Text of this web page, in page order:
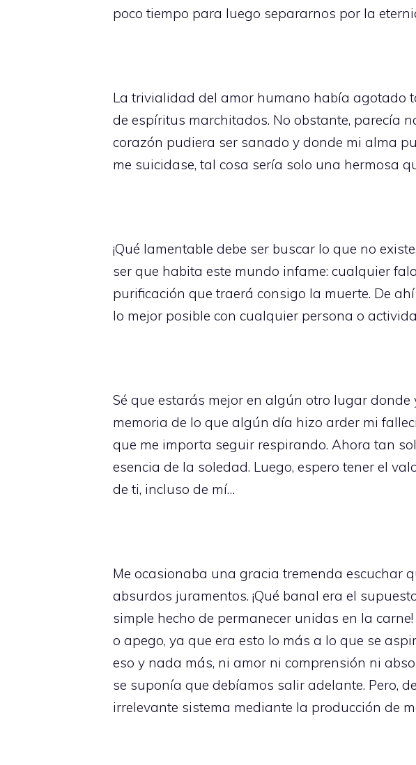
poco tiempo para luego separarnos por la
La trivialidad del amor humano había agotado
de espíritus marchitados. No obstante, parecía
corazón pudiera ser sanado y donde mi alma
me suicidase, tal cosa sería solo una hermosa
¡Qué lamentable debe ser buscar lo que no
ser que habita este mundo infame: cualquier
purificación que traerá consigo la muerte. De
lo mejor posible con cualquier persona o
Sé que estarás mejor en algún otro lugar
memoria de lo que algún día hizo arder mi
que me importa seguir respirando. Ahora tan
esencia de la soledad. Luego, espero tener el
de ti, incluso de mí…
Me ocasionaba una gracia tremenda escuchar
absurdos juramentos. ¡Qué banal era el
simple hecho de permanecer unidas en la
o apego, ya que era esto lo más a lo que se
eso y nada más, ni amor ni comprensión ni
se suponía que debíamos salir adelante. Pero,
irrelevante sistema mediante la producción de